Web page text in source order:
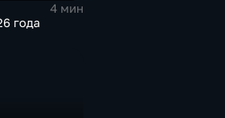
4 мин
года